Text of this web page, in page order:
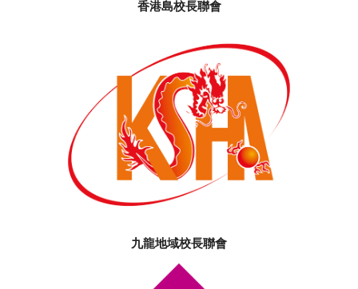
香港島校長聯會
九龍地域校長聯會